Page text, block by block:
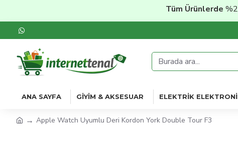
Tüm Ürünlerde%20'ye
ANA SAYFA GIYIM & AKSESUAR ELEKTRIK
Apple Watch Uyumlu Deri Kordon York Double Tour F3